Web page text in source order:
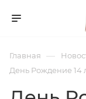
Главная —
День Рождение 14